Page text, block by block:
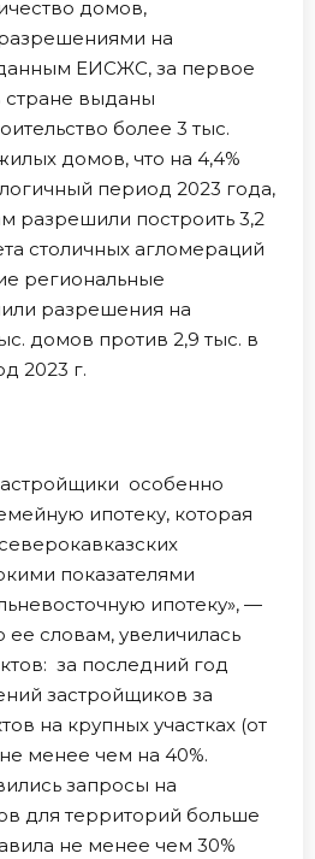
домов,
на
ЕИСЖС, за первое
стране выданы
более 3 тыс.
домов, что на 4,4%
период 2023 года,
разрешили построить 3,2
столичных агломераций
региональные
разрешения на
домов против 2,9 тыс. в
2023 г.
особенно
ипотеку, которая
показателями
ипотеку», —
ее словам, увеличилась
за последний год
застройщиков за
на крупных участках (от
менее чем на 40%.
запросы на
для территорий больше
не менее чем 30%